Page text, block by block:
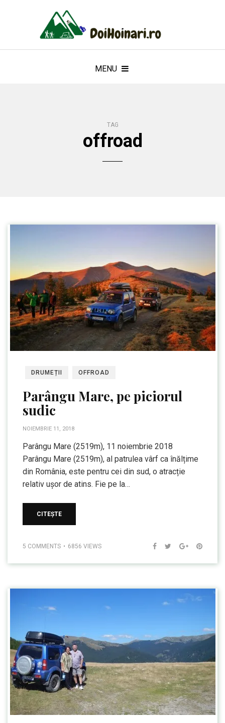
MENU
TAG
offroad
DRUMEȚII OFFROAD
Parângu Mare, pe piciorul
sudic
NOIEMBRIE 11, 2018
Parângu Mare (2519m), 11 noiembrie 2018
Parângu Mare (2519m), al patrulea vârf ca înălțime
din România, este pentru cei din sud, o atracție
relativ ușor de atins. Fie pe la…
CITEȘTE
5 COMMENTS 6856 VIEWS